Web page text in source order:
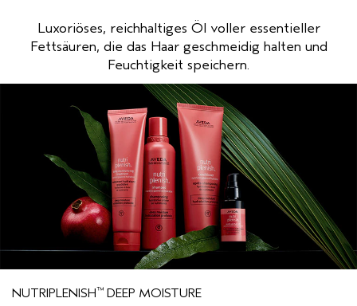
Luxoriöses, reichhaltiges Öl voller essentieller
Fettsäuren, die das Haar geschmeidig halten und
Feuchtigkeit speichern.
NUTRIPLENISH™ DEEP MOISTURE